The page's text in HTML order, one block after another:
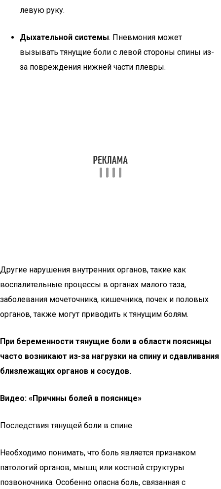
левую руку.
Дыхательной системы. Пневмония может
вызывать тянущие боли с левой стороны спины из-
за повреждения нижней части плевры.
Другие нарушения внутренних органов, такие как
воспалительные процессы в органах малого таза,
заболевания мочеточника, кишечника, почек и половых
органов, также могут приводить к тянущим болям.
При беременности тянущие боли в области поясницы
часто возникают из-за нагрузки на спину и сдавливания
близлежащих органов и сосудов.
Видео: «Причины болей в пояснице»
Последствия тянущей боли в спине
Необходимо понимать, что боль является признаком
патологий органов, мышц или костной структуры
позвоночника. Особенно опасна боль, связанная с